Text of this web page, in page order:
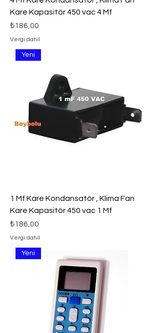
Kare Kapasitör 450 vac 4 Mf
Fiyat
₺186,00
Vergi dahil
Yeni
1 Mf Kare Kondansatör , Klima Fan
Kare Kapasitör 450 vac 1 Mf
Fiyat
₺186,00
Vergi dahil
Yeni